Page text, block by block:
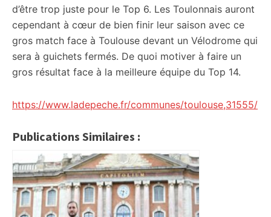
d’être trop juste pour le Top 6. Les Toulonnais auront
cependant à cœur de bien finir leur saison avec ce
gros match face à Toulouse devant un Vélodrome qui
sera à guichets fermés. De quoi motiver à faire un
gros résultat face à la meilleure équipe du Top 14.
https://www.ladepeche.fr/communes/toulouse,31555/
Publications Similaires :